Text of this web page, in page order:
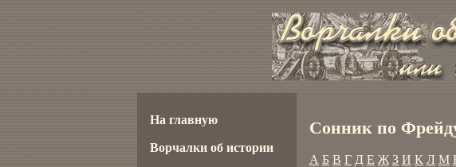
Сонник по
А Б В Г Д Е Ж З И К Л М
На главную
Ворчалки об истории